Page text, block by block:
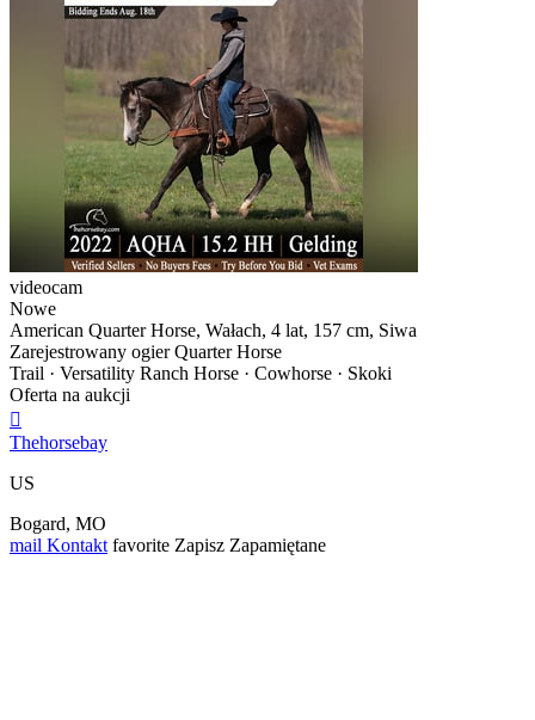
videocam
Nowe
American Quarter Horse, Wałach, 4 lat, 157 cm, Siwa
Zarejestrowany ogier Quarter Horse
Trail · Versatility Ranch Horse · Cowhorse · Skoki
Oferta na aukcji

Thehorsebay
US
Bogard, MO
mail Kontakt favorite Zapisz Zapamiętane